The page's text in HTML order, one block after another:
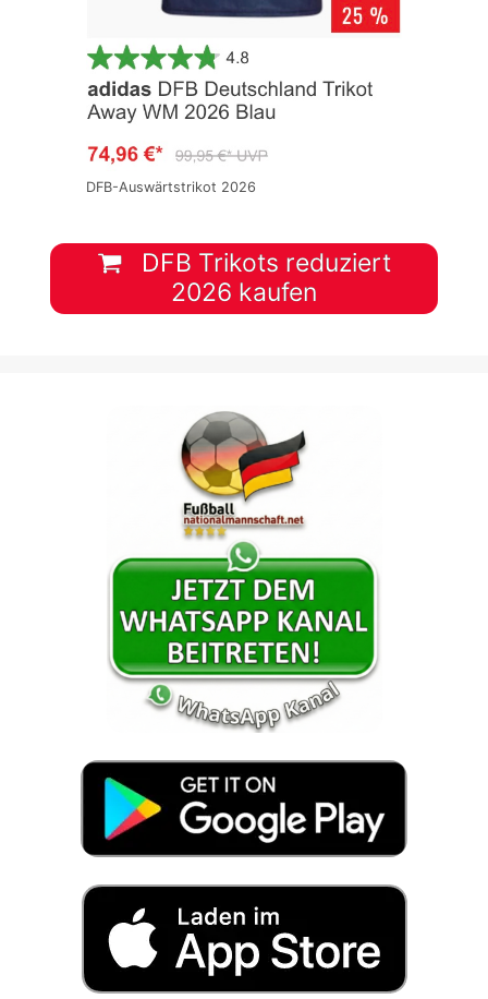
DFB-Auswärtstrikot 2026
DFB Trikots reduziert
2026 kaufen